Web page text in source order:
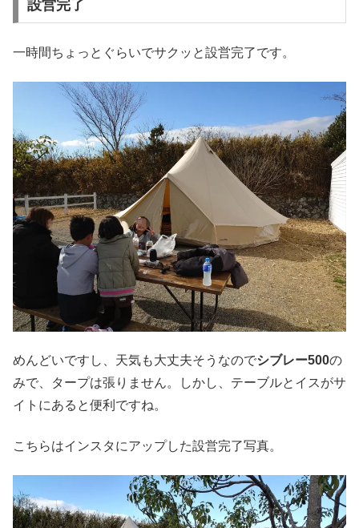
設営完了
一時間ちょっとぐらいでサクッと設営完了です。
めんどいですし、天気も大丈夫そうなのでシブレー500の
みで、タープは張りません。しかし、テーブルとイスがサ
イトにあると便利ですね。
こちらはインスタにアップした設営完了写真。